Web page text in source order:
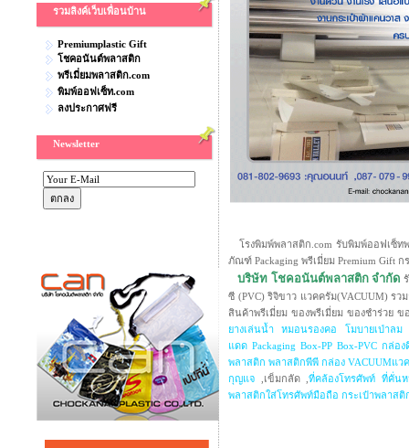
รวมลิงค์เว็บเพื่อนบ้าน
Premiumplastic Gift
โชคอนันต์พลาสติก
พรีเมี่ยมพลาสติก.com
พิมพ์ออฟเซ็ท.com
ลงประกาศฟรี
Newsletter
โรงพิมพ์พลาสติก.com รับพิมพ์ออฟเซ็ทพ
ภัณฑ์ Packaging พรีเมี่ยม Premium Gift
บริษัท โชคอนันต์พลาสติก จำกัด
ซี (PVC) ริจิขาว แวคครัม(VACUUM) รว
สินค้าพรีเมี่ยม ของพรีเมี่ยม ของชำร่วย
ยางเล่นน้ำ
หมอนรองคอ
โมบายเป่าลม
แดด Packaging Box-PP Box-PVC กล่อ
พลาสติก พลาสติกพีพี กล่อง VACUUMแว
กุญแจ ,เข็มกลัด ,ที่คล้องโทรศัพท์ ที่คั่นห
พลาสติกใส่โทรศัพท์มือถือ กระเป๋าพลาสติ